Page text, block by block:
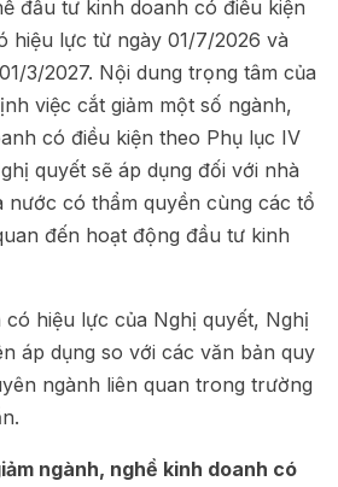
đầu tư kinh doanh có điều kiện
hiệu lực từ ngày 01/7/2026 và
3/2027. Nội dung trọng tâm của
việc cắt giảm một số ngành,
có điều kiện theo Phụ lục IV
quyết sẽ áp dụng đối với nhà
nước có thẩm quyền cùng các tổ
đến hoạt động đầu tư kinh
hiệu lực của Nghị quyết, Nghị
áp dụng so với các văn bản quy
ngành liên quan trong trường
ngành, nghề kinh doanh có